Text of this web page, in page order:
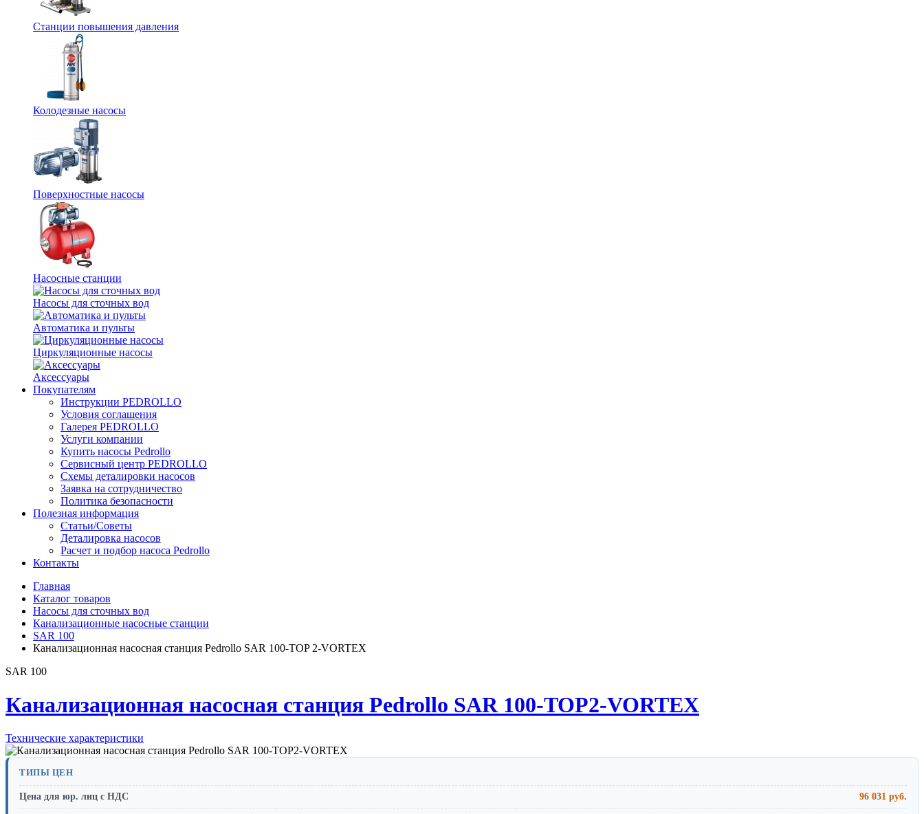
Станции повышения давления
Колодезные насосы
Поверхностные насосы
Насосные станции
Насосы для сточных вод
Автоматика и пульты
Циркуляционные насосы
Аксессуары
Покупателям
Инструкции PEDROLLO
Условия соглашения
Галерея PEDROLLO
Услуги компании
Купить насосы Pedrollo
Сервисный центр PEDROLLO
Схемы деталировки насосов
Заявка на сотрудничество
Политика безопасности
Полезная информация
Статьи/Советы
Деталировка насосов
Расчет и подбор насоса Pedrollo
Контакты
Главная
Каталог товаров
Насосы для сточных вод
Канализационные насосные станции
SAR 100
Канализационная насосная станция Pedrollo SAR 100-TOP 2-VORTEX
SAR 100
Канализационная насосная станция Pedrollo SAR 100-TOP2-VORTEX
Технические характеристики
ТИПЫ ЦЕН
Цена для юр. лиц с НДС 96 031 руб.